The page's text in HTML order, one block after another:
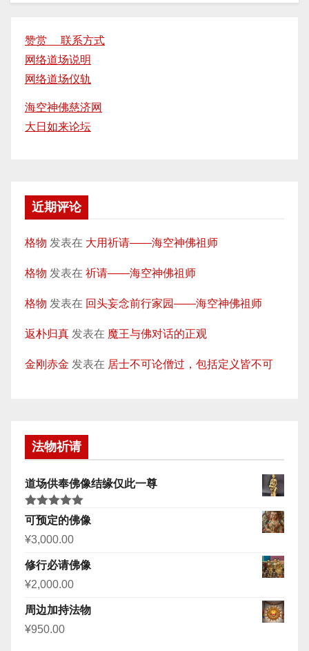
赞赏 联系方式
网络道场说明
网络道场仪轨
海空神佛慈济网
大日如来论坛
近期评论
格物 发表在 大用祈请——海空神佛祖师
格物 发表在 祈请——海空神佛祖师
格物 发表在 回头妄念前行家园——海空神佛祖师
返朴归真 发表在 魔王与佛对话的正观
金刚赤金 发表在 居士不可论僧过，包括定义皆不可
法物祈请
道场供奉佛像结缘仅此一尊
评分5.00
&sol; 5
可预定的佛像
¥3,000.00
修行必请佛像
¥2,000.00
周边加持法物
¥950.00